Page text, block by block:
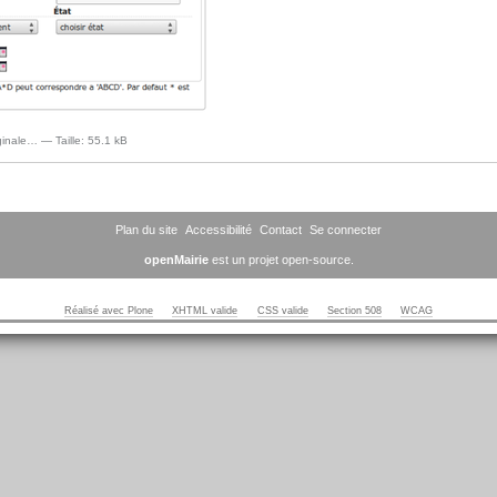
—Taille:55.1 kB
Plan du site Accessibilité Contact Se connecter
openMairieest un projet open-source.
Réalisé avec Plone XHTML valide CSS valide Section 508 WCAG